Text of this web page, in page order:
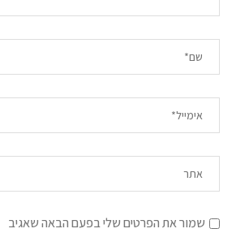
שמור את הפרטים שלי בפעם הבאה שאגיב